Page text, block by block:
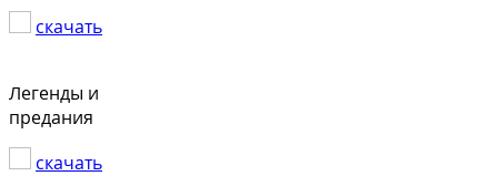
скачать
Легенды и
предания
скачать